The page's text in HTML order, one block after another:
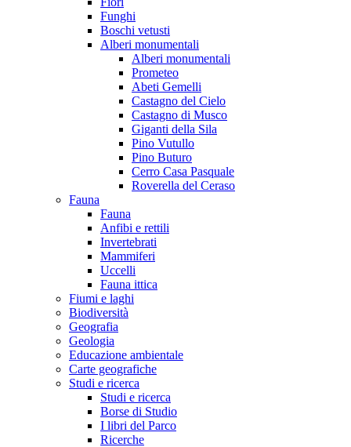
Funghi
Boschi vetusti
Alberi monumentali
Alberi monumentali
Prometeo
Abeti Gemelli
Castagno del Cielo
Castagno di Musco
Giganti della Sila
Pino Vutullo
Pino Buturo
Cerro Casa Pasquale
Roverella del Ceraso
Fauna
Fauna
Anfibi e rettili
Invertebrati
Mammiferi
Uccelli
Fauna ittica
Fiumi e laghi
Biodiversità
Geografia
Geologia
Educazione ambientale
Carte geografiche
Studi e ricerca
Studi e ricerca
Borse di Studio
I libri del Parco
Ricerche